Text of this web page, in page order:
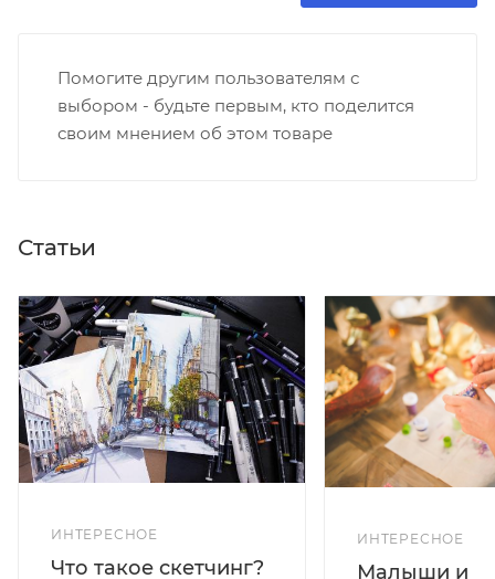
Помогите другим пользователям с
выбором - будьте первым, кто поделится
своим мнением об этом товаре
Статьи
ИНТЕРЕСНОЕ
Что такое скетчинг?
ИНТЕРЕСНОЕ
Малыши и